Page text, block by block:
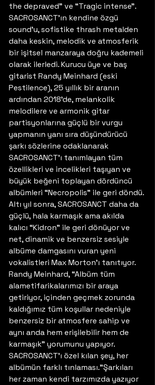
the depraved” ve “Tragic intense”.
SACROSANCT’ın kendine özgü
sound’u, sofistike thrash metalden
daha keskin, melodik ve atmosferik
bir işitsel manzaraya doğru kademeli
olarak ilerledi. Kurucu üye ve baş
gitarist Randy Meinhard (eski
Pestilence), 25 yıllık bir aranın
ardından 2018’de, melankolik
melodilere ve armonik gitar
partisyonlarına güçlü bir vurgu
yapmanın yanı sıra düşündürücü
şarkı sözlerine odaklanarak
SACROSANCT’ı tanımlayan tüm
özellikleri ve incelikleri taşıyan ve
büyük beğeni toplayan dördüncü
albümleri “Necropolis” ile geri döndü.
Altı yıl sonra, SACROSANCT daha da
güçlü, hala karmaşık ama akılda
kalıcı “Kidron” ile geri dönüyor ve
net, dinamik ve benzersiz sesiyle
albüme damgasını vuran yeni
vokalistleri Max Morton’ı tanıtıyor.
Randy Meinhard, “Albüm tüm
alametifarikalarımızı bir araya
getiriyor, içinden geçmek zorunda
kaldığımız tüm koşullar nedeniyle
benzersiz bir atmosfere sahip ve
aynı anda hem erişilebilir hem de
karmaşık” yorumunu yapıyor.
SACROSANCT’ı özel kılan şey, her
albümün farklı tınlaması.”Şarkıları
her zaman kendi tarzımızda yazıyor